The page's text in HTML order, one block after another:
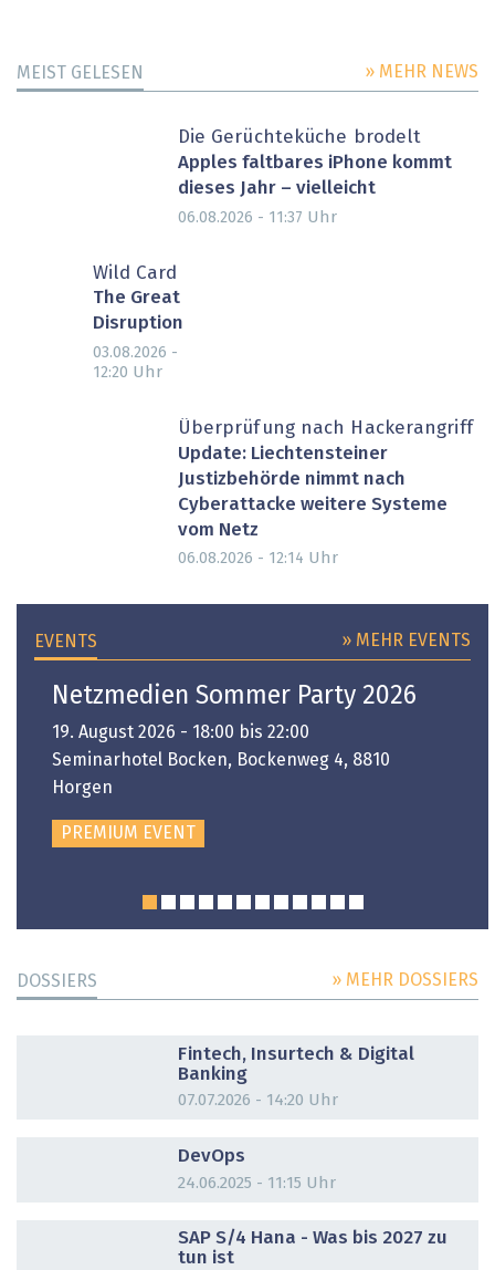
MEIST GELESEN » MEHR NEWS
Die Gerüchteküche brodelt
Apples faltbares iPhone kommt
dieses Jahr – vielleicht
06.08.2026 - 11:37 Uhr
Wild Card
The Great
Disruption
03.08.2026 -
12:20 Uhr
Überprüfung nach Hackerangriff
Update: Liechtensteiner
Justizbehörde nimmt nach
Cyberattacke weitere Systeme
vom Netz
06.08.2026 - 12:14 Uhr
EVENTS » MEHR EVENTS
Netzmedien Sommer Party 2026
19. August 2026 - 18:00 bis 22:00
Seminarhotel Bocken, Bockenweg 4, 8810
Horgen
PREMIUM EVENT
DOSSIERS » MEHR DOSSIERS
Fintech, Insurtech & Digital
Banking
07.07.2026 - 14:20 Uhr
DevOps
24.06.2025 - 11:15 Uhr
SAP S/4 Hana - Was bis 2027 zu
tun ist